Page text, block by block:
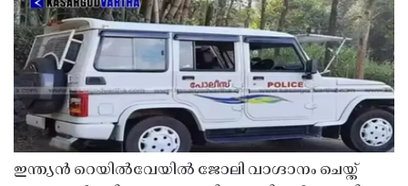
ഇന്ത്യൻ റെയിൽവേയിൽ ജോലി വാഗ്ദാനം ചെയ്ത്